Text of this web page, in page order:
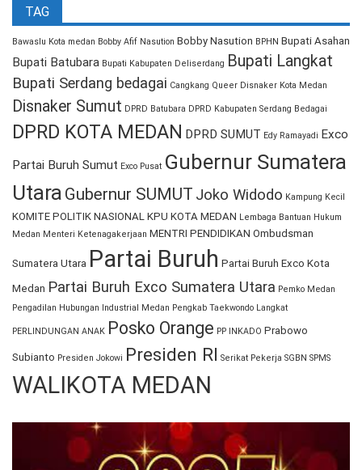
TAG
Bawaslu Kota medan Bobby Afif Nasution Bobby Nasution BPHN Bupati Asahan
Bupati Batubara Bupati Kabupaten Deliserdang Bupati Langkat
Bupati Serdang bedagai Cangkang Queer Disnaker Kota Medan
Disnaker Sumut DPRD Batubara DPRD Kabupaten Serdang Bedagai
DPRD KOTA MEDAN DPRD SUMUT Edy Ramayadi Exco
Partai Buruh Sumut Exco Pusat Gubernur Sumatera
Utara Gubernur SUMUT Joko Widodo Kampung Kecil
KOMITE POLITIK NASIONAL KPU KOTA MEDAN Lembaga Bantuan Hukum
Medan Menteri Ketenagakerjaan MENTRI PENDIDIKAN Ombudsman
Sumatera Utara Partai Buruh Partai Buruh Exco Kota
Medan Partai Buruh Exco Sumatera Utara Pemko Medan
Pengadilan Hubungan Industrial Medan Pengkab Taekwondo Langkat
PERLINDUNGAN ANAK Posko Orange PP INKADO Prabowo
Subianto Presiden Jokowi Presiden RI Serikat Pekerja SGBN SPMS
WALIKOTA MEDAN